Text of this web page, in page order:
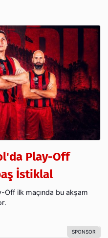
Play-Off
İstiklal
Off ilk maçında bu akşam